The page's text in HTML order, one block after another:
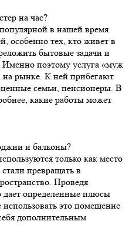
на час?
в нашей время.
особенно тех, кто живет в
бытовые задачи и
поэтому услуга «муж
на рынке. К ней прибегают
семьи, пенсионеры. В
какие работы может
и балконы?
только как место
превращать в
Проведя
дает определенные плюсы
это помещение
дополнительным